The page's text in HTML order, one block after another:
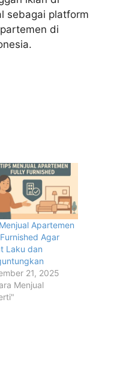
sebagai platform
di
Apartemen
Agar
Laku dan
21, 2025
Menjual